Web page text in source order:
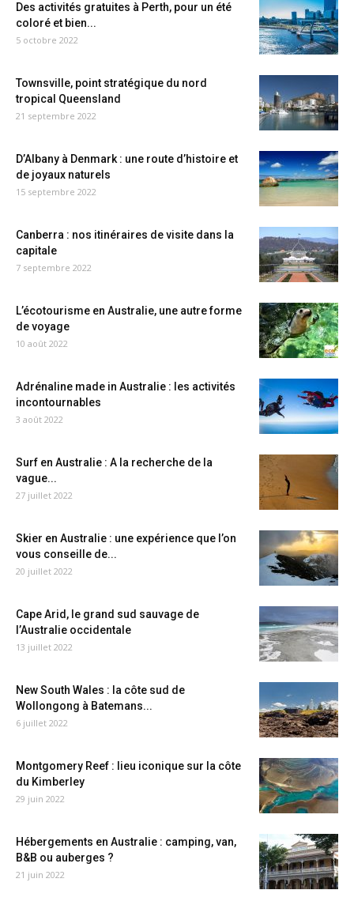
Des activités gratuites à Perth, pour un été
coloré et bien...
5 octobre 2022
Townsville, point stratégique du nord
tropical Queensland
21 septembre 2022
D’Albany à Denmark : une route d’histoire et
de joyaux naturels
15 septembre 2022
Canberra : nos itinéraires de visite dans la
capitale
7 septembre 2022
L’écotourisme en Australie, une autre forme
de voyage
10 août 2022
Adrénaline made in Australie : les activités
incontournables
3 août 2022
Surf en Australie : A la recherche de la
vague...
27 juillet 2022
Skier en Australie : une expérience que l’on
vous conseille de...
20 juillet 2022
Cape Arid, le grand sud sauvage de
l’Australie occidentale
13 juillet 2022
New South Wales : la côte sud de
Wollongong à Batemans...
6 juillet 2022
Montgomery Reef : lieu iconique sur la côte
du Kimberley
29 juin 2022
Hébergements en Australie : camping, van,
B&B ou auberges ?
21 juin 2022